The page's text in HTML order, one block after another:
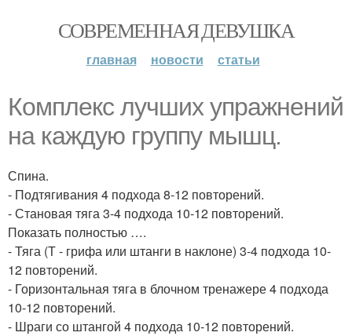
СОВРЕМЕННАЯ ДЕВУШКА
главная новости статьи
Комплекс лучших упражнений
на каждую группу мышц.
Спина.
- Подтягивания 4 подхода 8-12 повторений.
- Становая тяга 3-4 подхода 10-12 повторений.
Показать полностью ….
- Тяга (Т - грифа или штанги в наклоне) 3-4 подхода 10-
12 повторений.
- Горизонтальная тяга в блочном тренажере 4 подхода
10-12 повторений.
- Шраги со штангой 4 подхода 10-12 повторений.